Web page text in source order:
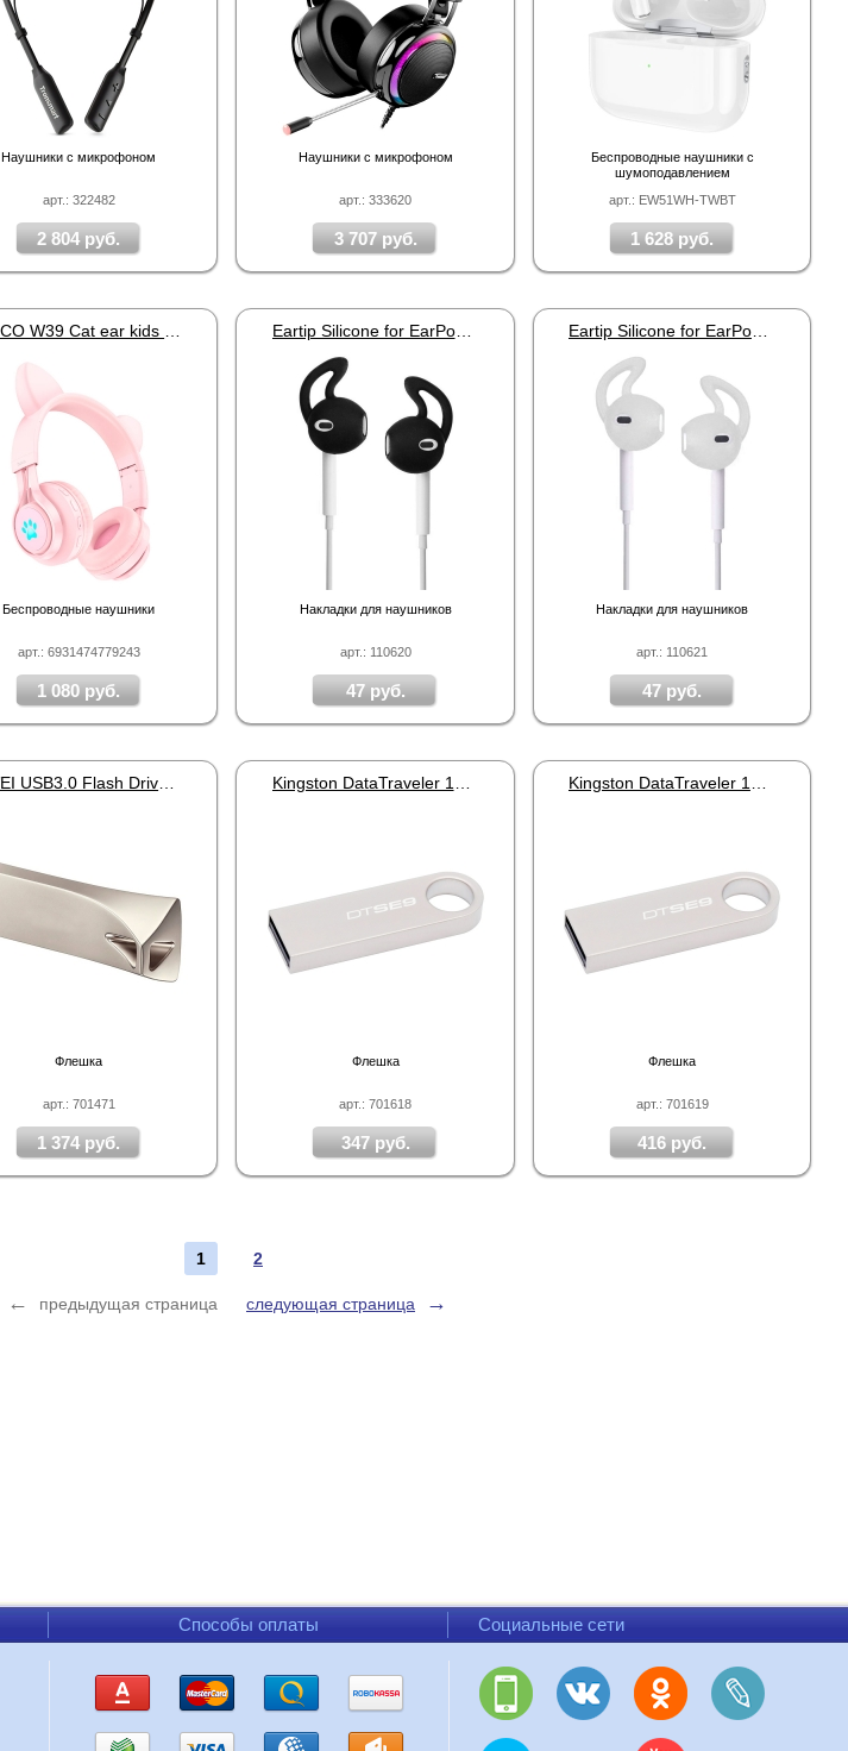
арт.: 322482
Наушники с микрофоном
2 804 руб.
арт.: 333620
Наушники с микрофоном
3 707 руб.
арт.: EW51WH-TWBT
Беспроводные наушники с
шумоподавлением
1 628 руб.
арт.: 6931474779243
Беспроводные наушники
1 080 руб.
арт.: 110620
Eartip Silicone for EarPods Black
Накладки для наушников
47 руб.
арт.: 110621
Eartip Silicone for EarPods White
Накладки для наушников
47 руб.
арт.: 701471
Флешка
1 374 руб.
арт.: 701618
Флешка
347 руб.
арт.: 701619
Флешка
416 руб.
1 2
← предыдущая страница следующая страница →
Способы оплаты Социальные сети